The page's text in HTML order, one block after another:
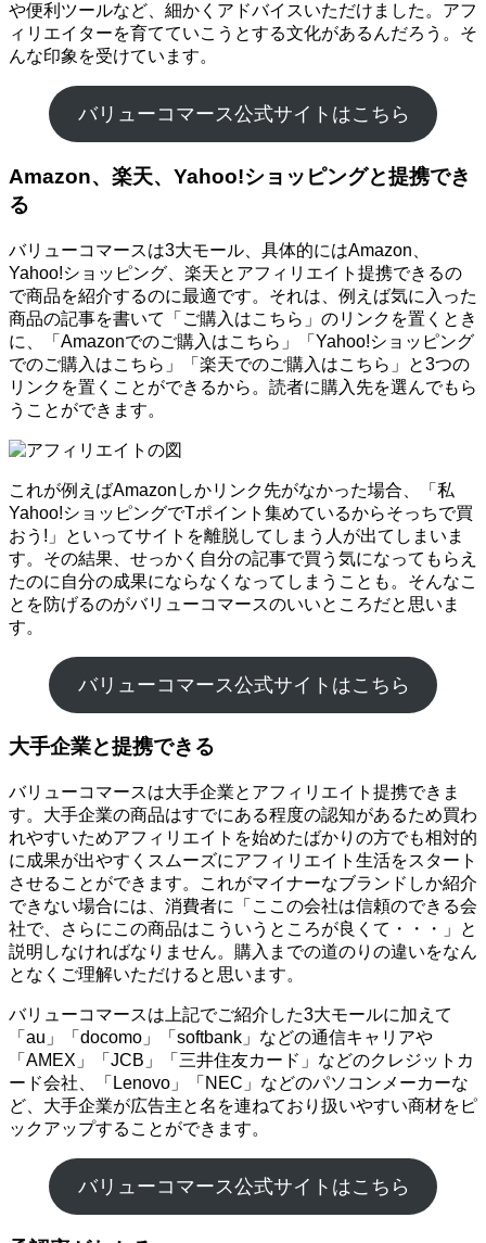
や便利ツールなど、細かくアドバイスいただけました。アフ
ィリエイターを育てていこうとする文化があるんだろう。そ
んな印象を受けています。
バリューコマース公式サイトはこちら
Amazon、楽天、Yahoo!ショッピングと提携でき
る
バリューコマースは3大モール、具体的にはAmazon、
Yahoo!ショッピング、楽天とアフィリエイト提携できるの
で商品を紹介するのに最適です。それは、例えば気に入った
商品の記事を書いて「ご購入はこちら」のリンクを置くとき
に、「Amazonでのご購入はこちら」「Yahoo!ショッピング
でのご購入はこちら」「楽天でのご購入はこちら」と3つの
リンクを置くことができるから。読者に購入先を選んでもら
うことができます。
これが例えばAmazonしかリンク先がなかった場合、「私
Yahoo!ショッピングでTポイント集めているからそっちで買
おう!」といってサイトを離脱してしまう人が出てしまいま
す。その結果、せっかく自分の記事で買う気になってもらえ
たのに自分の成果にならなくなってしまうことも。そんなこ
とを防げるのがバリューコマースのいいところだと思いま
す。
バリューコマース公式サイトはこちら
大手企業と提携できる
バリューコマースは大手企業とアフィリエイト提携できま
す。大手企業の商品はすでにある程度の認知があるため買わ
れやすいためアフィリエイトを始めたばかりの方でも相対的
に成果が出やすくスムーズにアフィリエイト生活をスタート
させることができます。これがマイナーなブランドしか紹介
できない場合には、消費者に「ここの会社は信頼のできる会
社で、さらにこの商品はこういうところが良くて・・・」と
説明しなければなりません。購入までの道のりの違いをなん
となくご理解いただけると思います。
バリューコマースは上記でご紹介した3大モールに加えて
「au」「docomo」「softbank」などの通信キャリアや
「AMEX」「JCB」「三井住友カード」などのクレジットカ
ード会社、「Lenovo」「NEC」などのパソコンメーカーな
ど、大手企業が広告主と名を連ねており扱いやすい商材をピ
ックアップすることができます。
バリューコマース公式サイトはこちら